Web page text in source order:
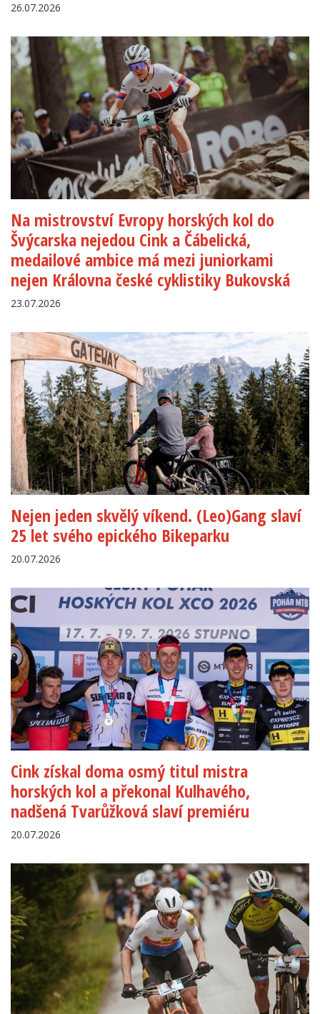
26.07.2026
Na mistrovství Evropy horských kol do
Švýcarska nejedou Cink a Čábelická,
medailové ambice má mezi juniorkami
nejen Královna české cyklistiky Bukovská
23.07.2026
Nejen jeden skvělý víkend. (Leo)Gang slaví
25 let svého epického Bikeparku
20.07.2026
Cink získal doma osmý titul mistra
horských kol a překonal Kulhavého,
nadšená Tvarůžková slaví premiéru
20.07.2026